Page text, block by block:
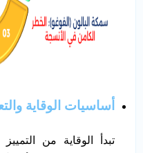
أساسيات الوقاية
تبدأ الوقاية من